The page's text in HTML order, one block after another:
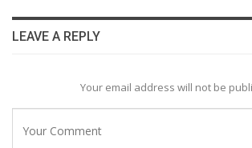
LEAVE A REPLY
Your email address will not be